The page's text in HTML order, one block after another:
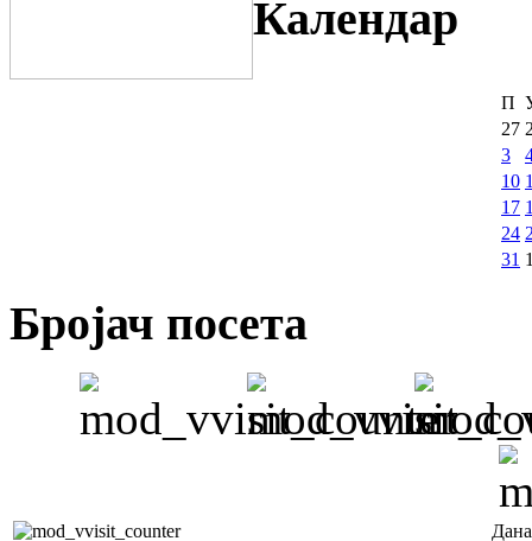
Календар
П
27
3
10
17
24
31
Бројач посета